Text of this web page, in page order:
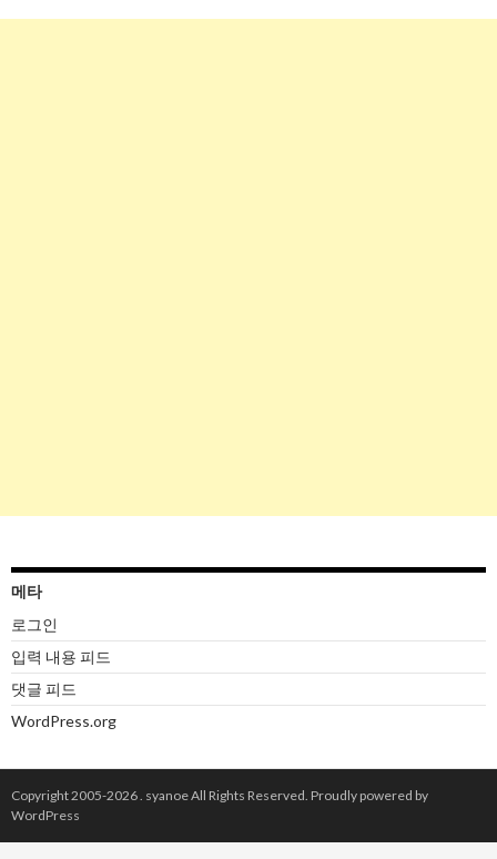
메타
로그인
입력 내용 피드
댓글 피드
WordPress.org
Copyright 2005-2026 . syanoeAll Rights Reserved. Proudly powered by
WordPress